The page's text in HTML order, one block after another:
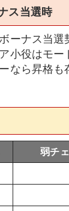
ス当選時
ーナス当選
小役はモ
なら昇格も
弱チ